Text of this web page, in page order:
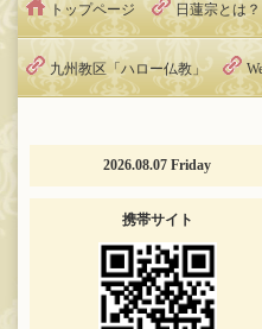
トップページ 日蓮宗とは？
九州教区「ハロー仏教」
2026.08.07 Friday
携帯サイト